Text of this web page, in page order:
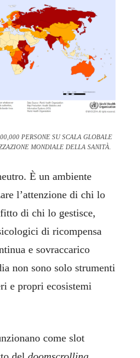
PERSONE SU SCALA GLOBALE
MONDIALE DELLA SANITÀ.
È un ambiente
l’attenzione di chi lo
di chi lo gestisce,
di ricompensa
e sovraccarico
non sono solo strumenti
e propri ecosistemi
come slot